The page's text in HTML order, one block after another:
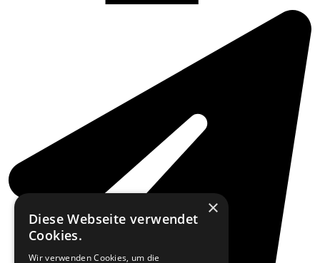
×
Diese Webseite verwendet
Cookies.
Wir verwenden Cookies, um die